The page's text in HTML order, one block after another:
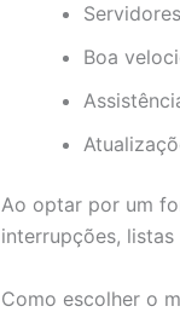
Boa
Ao optar por um
interrupções,
Como escolher o